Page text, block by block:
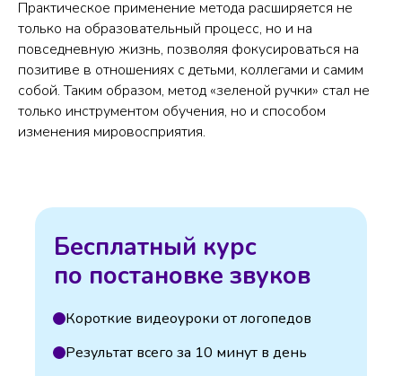
Практическое применение метода расширяется не
только на образовательный процесс, но и на
повседневную жизнь, позволяя фокусироваться на
позитиве в отношениях с детьми, коллегами и самим
собой. Таким образом, метод «зеленой ручки» стал не
только инструментом обучения, но и способом
изменения мировосприятия.
Бесплатный курс
по постановке звуков
Результат всего за 10 минут в день
Короткие видеоуроки от логопедов